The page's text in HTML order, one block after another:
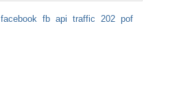
facebook fb api traffic 202 pof